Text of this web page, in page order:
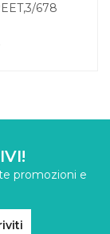
678
promozioni e